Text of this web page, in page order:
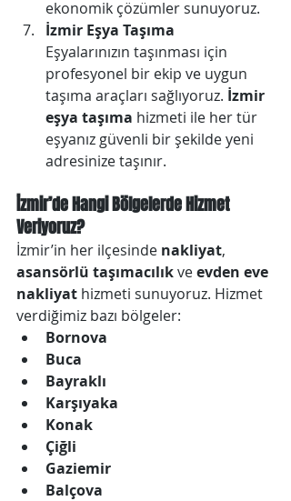
ekonomik çözümler sunuyoruz.
İzmir Eşya Taşıma
Eşyalarınızın taşınması için
profesyonel bir ekip ve uygun
taşıma araçları sağlıyoruz. İzmir
eşya taşıma hizmeti ile her tür
eşyanız güvenli bir şekilde yeni
adresinize taşınır.
İzmir’de Hangi Bölgelerde Hizmet
Veriyoruz?
İzmir’in her ilçesinde nakliyat,
asansörlü taşımacılık ve evden eve
nakliyat hizmeti sunuyoruz. Hizmet
verdiğimiz bazı bölgeler:
Bornova
Buca
Bayraklı
Karşıyaka
Konak
Çiğli
Gaziemir
Balçova